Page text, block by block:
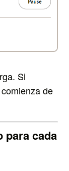
Si
de
para cada